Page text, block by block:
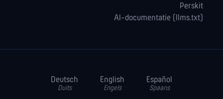
Perskit
AI-documentatie (llms.txt)
Deutsch
Duits
English
Engels
Español
Spaans